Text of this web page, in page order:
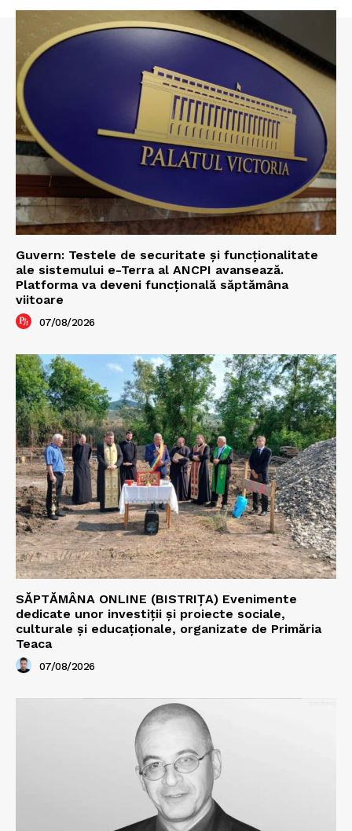
Guvern: Testele de securitate și funcționalitate
ale sistemului e-Terra al ANCPI avansează.
Platforma va deveni funcțională săptămâna
viitoare
07/08/2026
SĂPTĂMÂNA ONLINE (BISTRIȚA) Evenimente
dedicate unor investiții și proiecte sociale,
culturale și educaționale, organizate de Primăria
Teaca
07/08/2026